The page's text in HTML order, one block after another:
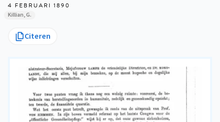
4 FEBRUARI 1890
Killian, G.
Citeren